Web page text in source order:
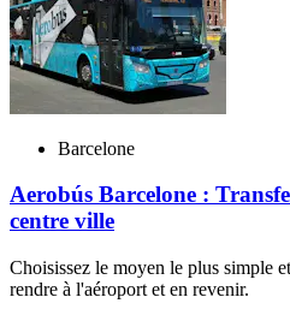
Barcelone
Aerobús Barcelone :
centre ville
Choisissez le moyen le plus simple
rendre à l'aéroport et en revenir.